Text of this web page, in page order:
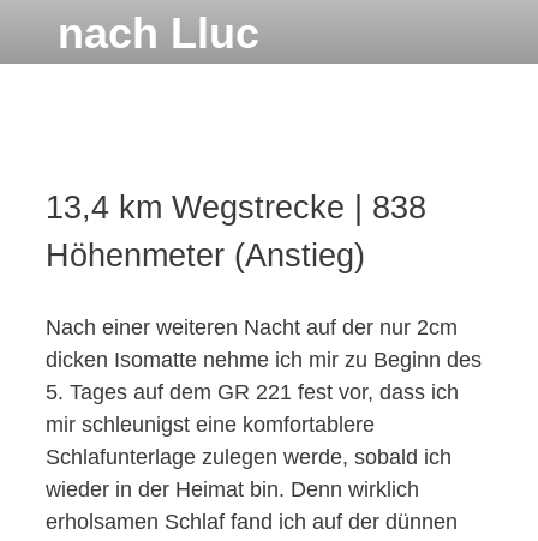
nach Lluc
13,4 km Wegstrecke | 838
Höhenmeter (Anstieg)
Nach einer weiteren Nacht auf der nur 2cm
dicken Isomatte nehme ich mir zu Beginn des
5. Tages auf dem GR 221 fest vor, dass ich
mir schleunigst eine komfortablere
Schlafunterlage zulegen werde, sobald ich
wieder in der Heimat bin. Denn wirklich
erholsamen Schlaf fand ich auf der dünnen